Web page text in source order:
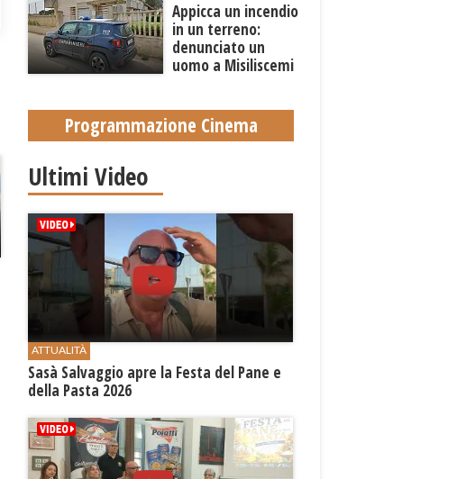
Appicca un incendio
in un terreno:
denunciato un
uomo a Misiliscemi
Programmazione Cinema
Ultimi Video
ATTUALITÀ
Sasà Salvaggio apre la Festa del Pane e
della Pasta 2026